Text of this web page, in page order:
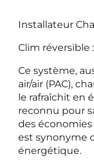
Installateur
Clim réversible
Ce système,
air/air (PAC),
le rafraîchit en
reconnu pour
des économies
est synonyme
énergétique.